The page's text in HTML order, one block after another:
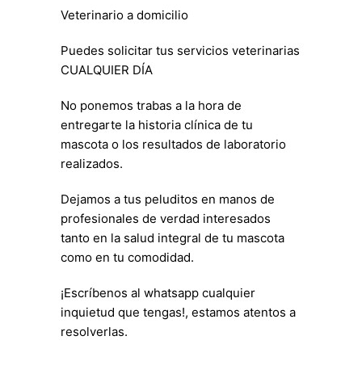
Veterinario a domicilio
Puedes solicitar tus servicios veterinarias
CUALQUIER DÍA
No ponemos trabas a la hora de
entregarte la historia clínica de tu
mascota o los resultados de laboratorio
realizados.
Dejamos a tus peluditos en manos de
profesionales de verdad interesados
tanto en la salud integral de tu mascota
como en tu comodidad.
¡Escríbenos al whatsapp cualquier
inquietud que tengas!, estamos atentos a
resolverlas.